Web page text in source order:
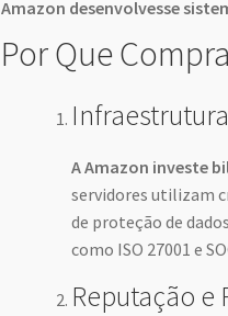
Amazon desenvolvesse
Por Que
A Amazon investe
servidores utilizam
de proteção de
como ISO 27001 e
Reputação e